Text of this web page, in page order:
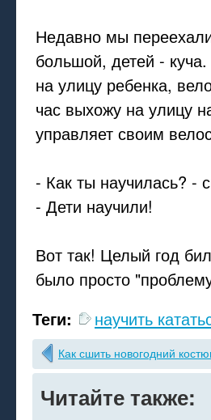
Недавно мы
большой, детей -
на улицу ребенка,
час выхожу на улицу
управляет своим
- Как ты научилась? -
- Дети научили!
Вот так! Целый год
было просто
Теги:
научить
Как сшить новогодний
Читайте также: